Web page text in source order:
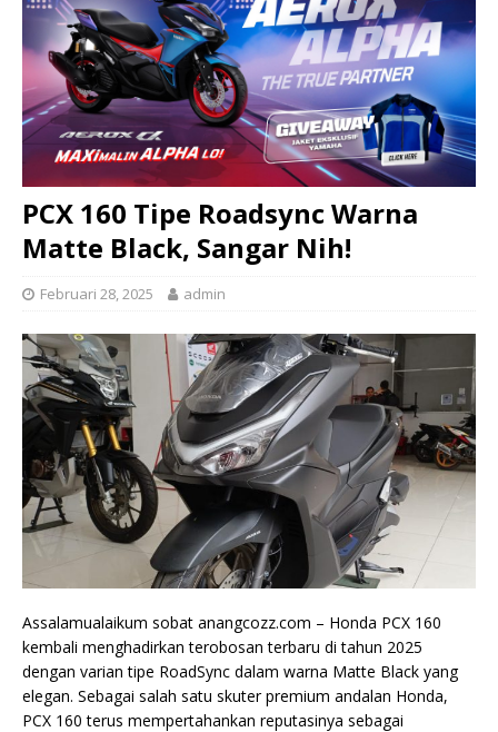
PCX 160 Tipe Roadsync Warna
Matte Black, Sangar Nih!
Februari 28, 2025 admin
Assalamualaikum sobat anangcozz.com – Honda PCX 160
kembali menghadirkan terobosan terbaru di tahun 2025
dengan varian tipe RoadSync dalam warna Matte Black yang
elegan. Sebagai salah satu skuter premium andalan Honda,
PCX 160 terus mempertahankan reputasinya sebagai